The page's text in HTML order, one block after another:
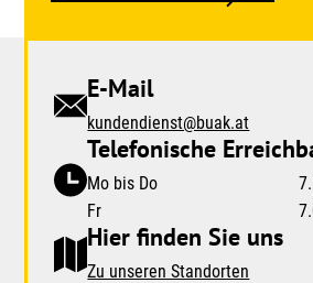
E-Mail
kundendienst@buak.at
Telefonische
Mo bis Do
Fr
Hier finden Sie uns
Zu unseren Standorten